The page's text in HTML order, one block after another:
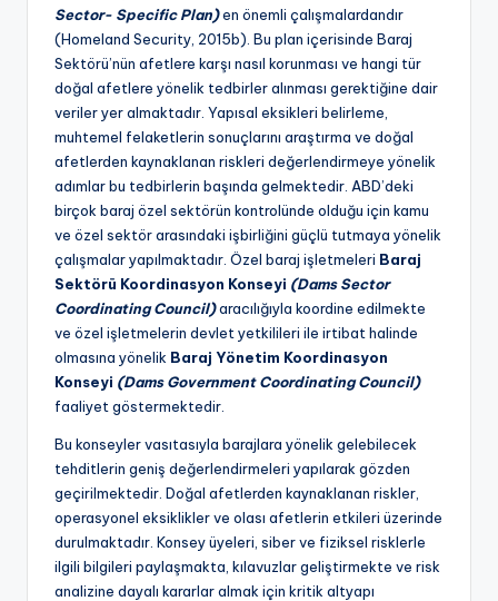
Sector- Specific Plan)en önemli çalışmalardandır
(Homeland Security, 2015b). Bu plan içerisinde Baraj
Sektörü’nün afetlere karşı nasıl korunması ve hangi tür
doğal afetlere yönelik tedbirler alınması gerektiğine dair
veriler yer almaktadır. Yapısal eksikleri belirleme,
muhtemel felaketlerin sonuçlarını araştırma ve doğal
afetlerden kaynaklanan riskleri değerlendirmeye yönelik
adımlar bu tedbirlerin başında gelmektedir. ABD’deki
birçok baraj özel sektörün kontrolünde olduğu için kamu
ve özel sektör arasındaki işbirliğini güçlü tutmaya yönelik
çalışmalar yapılmaktadır. Özel baraj işletmeleri Baraj
Sektörü Koordinasyon Konseyi (Dams Sector
Coordinating Council)aracılığıyla koordine edilmekte
ve özel işletmelerin devlet yetkilileri ile irtibat halinde
olmasına yönelik Baraj Yönetim Koordinasyon
Konseyi (Dams Government Coordinating Council)
faaliyet göstermektedir.
Bu konseyler vasıtasıyla barajlara yönelik gelebilecek
tehditlerin geniş değerlendirmeleri yapılarak gözden
geçirilmektedir. Doğal afetlerden kaynaklanan riskler,
operasyonel eksiklikler ve olası afetlerin etkileri üzerinde
durulmaktadır. Konsey üyeleri, siber ve fiziksel risklerle
ilgili bilgileri paylaşmakta, kılavuzlar geliştirmekte ve risk
analizine dayalı kararlar almak için kritik altyapı